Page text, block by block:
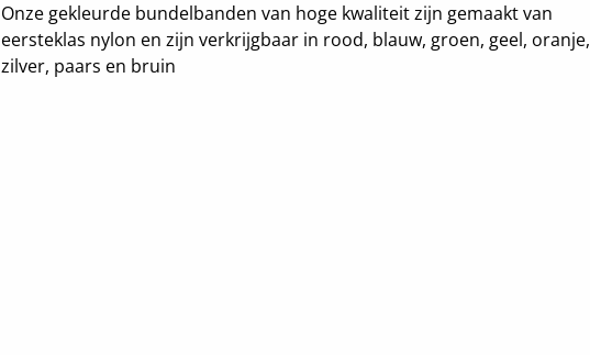
Onze gekleurde bundelbanden van hoge kwaliteit zijn gemaakt van
eersteklas nylon en zijn verkrijgbaar in rood, blauw, groen, geel, oranje,
zilver, paars en bruin